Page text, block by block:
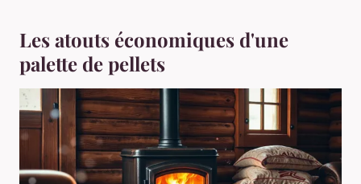
Les atouts économiques d'une
palette de pellets